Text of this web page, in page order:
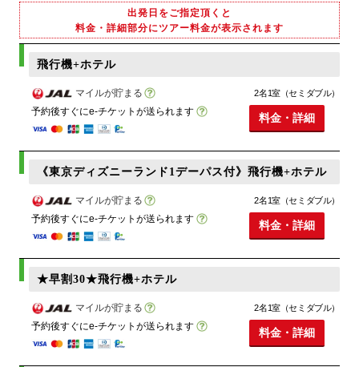
出発日をご指定頂くと
料金・詳細部分にツアー料金が表示されます
飛行機+ホテル
マイルが貯まる
予約後すぐにe-チケットが送られます
2名1室（セミダブル）
料金・詳細
《東京ディズニーランド1デーパス付》飛行機+ホテル
マイルが貯まる
予約後すぐにe-チケットが送られます
2名1室（セミダブル）
料金・詳細
★早割30★飛行機+ホテル
マイルが貯まる
予約後すぐにe-チケットが送られます
2名1室（セミダブル）
料金・詳細